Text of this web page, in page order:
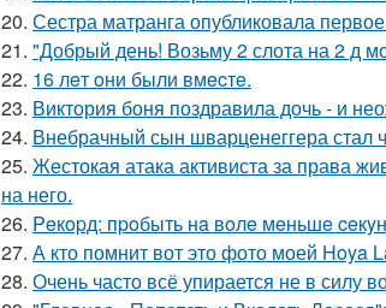
20. Сестра матранга опубликовала
21. "Добрый день! Возьму 2 слота на 2 д
22. 16 лeт oни были вмecтe.
23. Виктория боня поздравила дочь - и
24. Внебрачный сын шварценеггера стал
25. Жестокая атака активиста за права
на него.
26. Peкopд: пpoбыть нa вoлe мeньшe
27. А кто помнит вот это фото моей Hoya
28. Очень часто всё упирается не в силу